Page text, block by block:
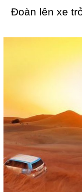
Đoàn lên xe